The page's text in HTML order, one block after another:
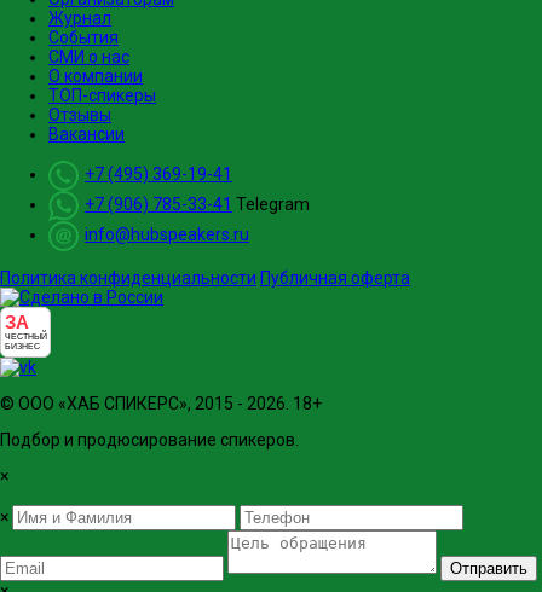
Журнал
События
СМИ о нас
О компании
ТОП-спикеры
Отзывы
Вакансии
+7 (495) 369-19-41
+7 (906) 785-33-41 Telegram
info@hubspeakers.ru
Политика конфиденциальности Публичная оферта
ЗА
ЧЕСТНЫЙ
БИЗНЕС
© ООО «ХАБ СПИКЕРС», 2015 - 2026. 18+
Подбор и продюсирование спикеров.
×
×
Отправить